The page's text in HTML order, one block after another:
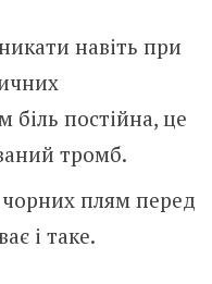
навіть при
постійна, це
тромб.
плям перед
і таке.